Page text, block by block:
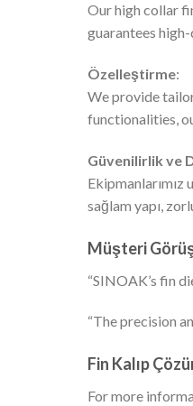
Our high collar
guarantees
Özelleştirme:
We provide
functionalities,
Güvenilirlik ve
sağlam yapı,
Müşteri
“SINOAK’s fin
“The precision
Fin Kalıp
For more